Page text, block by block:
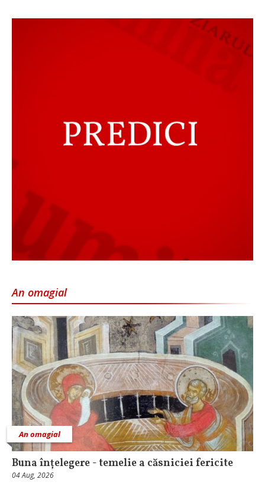
An omagial
An omagial
Buna înțelegere - temelie a căsniciei fericite
04 Aug, 2026